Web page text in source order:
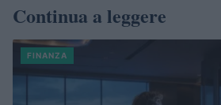
Continua a leggere
FINANZA